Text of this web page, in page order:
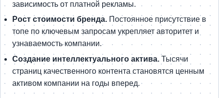
зависимость от платной рекламы.
Рост стоимости бренда. Постоянное присутствие в
топе по ключевым запросам укрепляет авторитет и
узнаваемость компании.
Создание интеллектуального актива. Тысячи
страниц качественного контента становятся ценным
активом компании на годы вперед.